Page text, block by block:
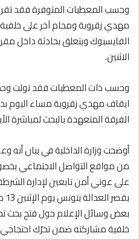
وحسب المعطيات المتوفرة فقد
مهدي زقروبة ومحام آخر على
الفايسبوك ويتعلق بحادثة داخل
الاثنين.
وحسب ذات المعطيات فقد تولت
ايقاف مهدي زقروبة مساء اليوم
الفرقة المتعهدة بالبحث لمباشرة
أوضحت وزارة الداخلية في بيان أنه
من مواقع التواصل الاجتماعي
على عوني أمن تابعين لإدارة
بعض وسائل الإعلام حول فتح
خلفية مشاركته ضمن تحرّك